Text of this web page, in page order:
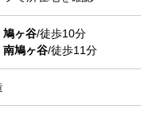
鳩ヶ谷/徒歩10分
南鳩ヶ谷/徒歩11分